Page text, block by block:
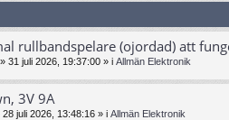
rullbandspelare (ojordad) att
» 31 juli 2026, 19:37:00 » i Allmän Elektronik
3V 9A
28 juli 2026, 13:48:16 » i Allmän Elektronik